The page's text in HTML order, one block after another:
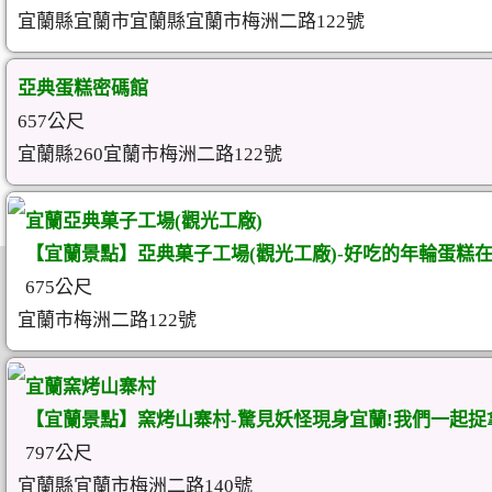
宜蘭縣宜蘭市宜蘭縣宜蘭市梅洲二路122號
亞典蛋糕密碼館
657公尺
宜蘭縣260宜蘭市梅洲二路122號
宜蘭亞典菓子工場(觀光工廠)
【宜蘭景點】亞典菓子工場(觀光工廠)-好吃的年輪蛋糕
675公尺
宜蘭市梅洲二路122號
宜蘭窯烤山寨村
【宜蘭景點】窯烤山寨村-驚見妖怪現身宜蘭!我們一起捉
797公尺
宜蘭縣宜蘭市梅洲二路140號